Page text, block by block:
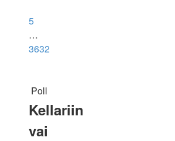
5
…
3632
Poll
Kellariin
vai